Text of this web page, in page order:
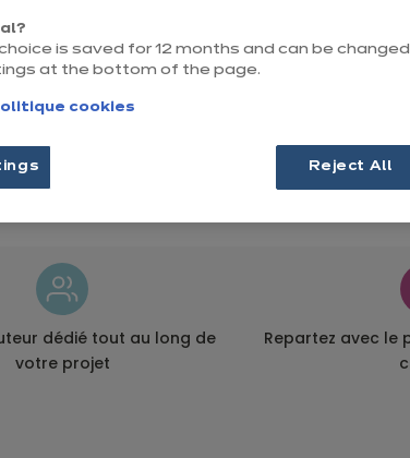
dédié tout au long de
votre projet
Repartez avec le
is saved for 12 months and can be
at the bottom of the page.
cookies
Reject All